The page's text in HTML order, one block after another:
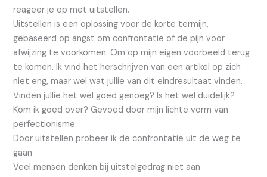
reageer je op met uitstellen.
Uitstellen is een oplossing voor de korte termijn,
gebaseerd op angst om confrontatie of de pijn voor
afwijzing te voorkomen. Om op mijn eigen voorbeeld terug
te komen. Ik vind het herschrijven van een artikel op zich
niet eng, maar wel wat jullie van dit eindresultaat vinden.
Vinden jullie het wel goed genoeg? Is het wel duidelijk?
Kom ik goed over? Gevoed door mijn lichte vorm van
perfectionisme.
Door uitstellen probeer ik de confrontatie uit de weg te
gaan
Veel mensen denken bij uitstelgedrag niet aan